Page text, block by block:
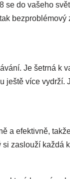
se do vašeho
bezproblémový
Je šetrná k
ještě více vydrží.
a efektivně,
zaslouží každá